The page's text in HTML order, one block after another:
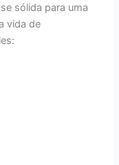
sólida para uma
vida de